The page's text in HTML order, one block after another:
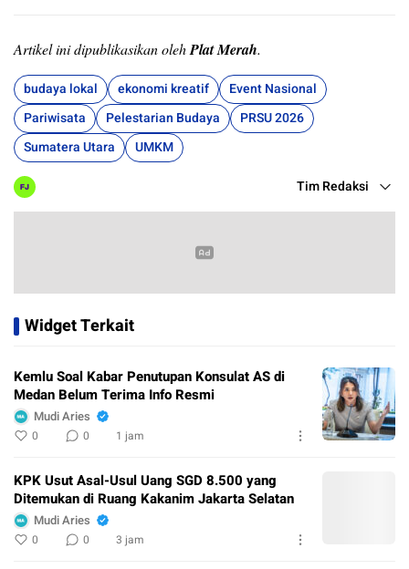
Artikel ini dipublikasikan olehPlat Merah.
budaya lokal ekonomi kreatif
Event Nasional
Pariwisata
Pelestarian Budaya
PRSU 2026
Sumatera Utara
UMKM
Tim Redaksi
Widget Terkait
Kemlu Soal Kabar Penutupan Konsulat AS di
Medan Belum Terima Info Resmi
Mudi Aries
0 0 1 jam
KPK Usut Asal-Usul Uang SGD 8.500 yang
Ditemukan di Ruang Kakanim Jakarta Selatan
Mudi Aries
0 0 3 jam